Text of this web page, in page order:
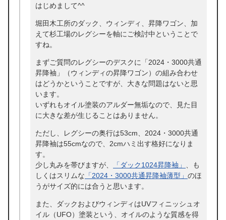
はじめまして^^
堀田木工所のダック、ウィンディ、昇降ワゴン、加
えて杉工場のレグシーを軸にご検討中ということで
すね。
まずご質問のレグシーのデスクに「2024・3000共通
昇降袖」（ウィンディの昇降ワゴン）の組み合わせ
はどうかということですが、大きな問題はないと思
います。
いずれもオイル塗装のアルダー無垢なので、見た目
に大きな差が生じることはありません。
ただし、レグシーの奥行は53cm、2024・3000共通
昇降袖は55cmなので、2cmハミ出す格好になりま
す。
少し丸みを帯びますが、
「ダック1024昇降袖」
、も
しくはスリムな 「2024・3000共通昇降袖薄型」 のほ
うがサイズ的には合うと思います。
また、ダックおよびウィンディはUVフィニッシュオ
イル（UFO）塗装という、オイルのような質感を得